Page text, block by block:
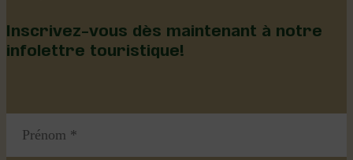
Inscrivez-vous dès maintenant à notre
infolettre touristique!